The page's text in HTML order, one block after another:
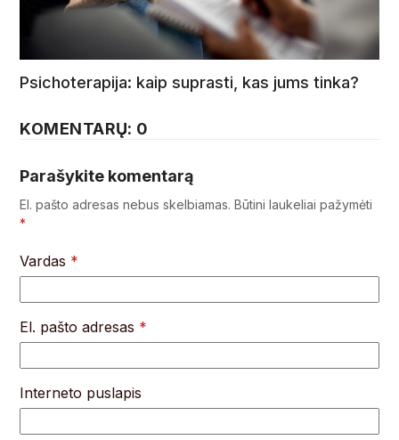
Psichoterapija: kaip suprasti, kas jums tinka?
KOMENTARŲ: 0
Parašykite komentarą
El. pašto adresas nebus skelbiamas. Būtini laukeliai pažymėti
*
Vardas *
El. pašto adresas *
Interneto puslapis